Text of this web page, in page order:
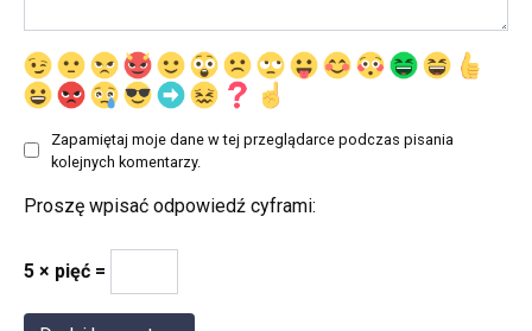
Zapamiętaj moje dane w tej przeglądarce podczas pisania
kolejnych komentarzy.
Proszę wpisać odpowiedź cyframi:
5 × pięć =